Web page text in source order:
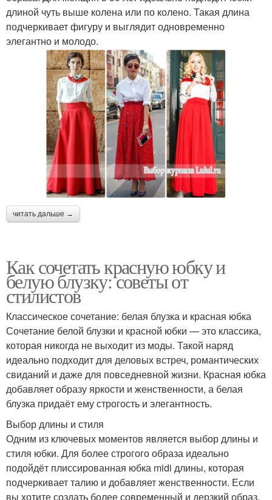
длиной чуть выше колена или по колено. Такая длина
подчеркивает фигуру и выглядит одновременно
элегантно и молодо.
читать дальше →
Как сочетать красную юбку и
белую блузку: советы от
стилистов
Классическое сочетание: белая блузка и красная юбка
Сочетание белой блузки и красной юбки — это классика,
которая никогда не выходит из моды. Такой наряд
идеально подходит для деловых встреч, романтических
свиданий и даже для повседневной жизни. Красная юбка
добавляет образу яркости и женственности, а белая
блузка придаёт ему строгость и элегантность.
Выбор длины и стиля
Одним из ключевых моментов является выбор длины и
стиля юбки. Для более строгого образа идеально
подойдёт плиссированная юбка midi длины, которая
подчеркивает талию и добавляет женственности. Если
вы хотите создать более современный и дерзкий образ,